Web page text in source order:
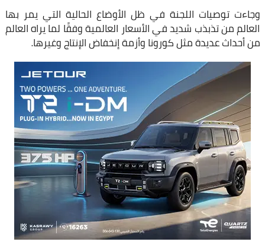
وجاءت توصيات اللجنة في ظل الأوضاع الحالية التي يمر بها
العالم من تذبذب شديد في الأسعار العالمية وفقًا لما يراه العالم
من أحداث عديدة مثل كورونا وأزمة إنخفاض الإنتاج وغيرها.